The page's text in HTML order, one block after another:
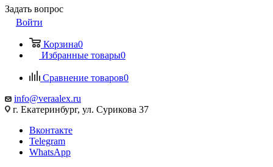
Задать вопрос
Войти
Корзина0
Избранные товары0
Сравнение товаров0
info@veraalex.ru
г. Екатеринбург, ул. Сурикова 37
Вконтакте
Telegram
WhatsApp